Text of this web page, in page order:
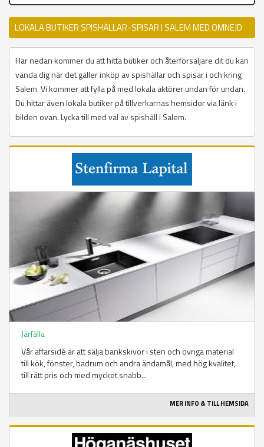
LOKALA BUTIKER SPISHÄLLAR-SPISAR I SALEM MED OMNEJD
Här nedan kommer du att hitta butiker och återförsäljare dit du kan
vända dig när det gäller inköp av spishällar och spisar i och kring
Salem. Vi kommer att fylla på med lokala aktörer undan för undan.
Du hittar även lokala butiker på tillverkarnas hemsidor via länk i
bilden ovan. Lycka till med val av spishäll i Salem.
Järfälla
Vår affärsidé är att sälja bänkskivor i sten och övriga material
till kök, fönster, badrum och andra ändamål, med hög kvalitet,
till rätt pris och med mycket snabb...
MER INFO & TILL HEMSIDA